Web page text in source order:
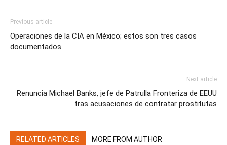
Previous article
Operaciones de la CIA en México; estos son tres casos
documentados
Next article
Renuncia Michael Banks, jefe de Patrulla Fronteriza de EEUU
tras acusaciones de contratar prostitutas
RELATED ARTICLES MORE FROM AUTHOR